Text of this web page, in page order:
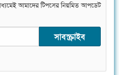
আমাদের টিপসের নিয়মিত আপডেট